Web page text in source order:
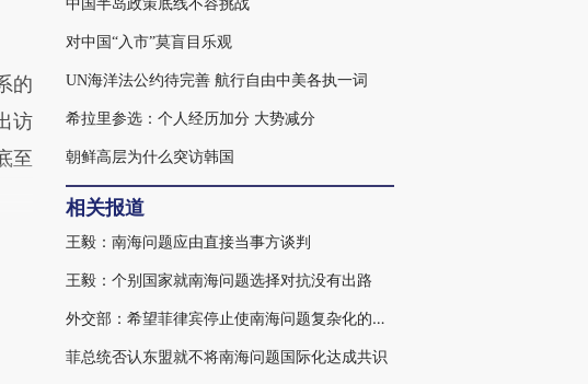
的
访
至
中国半岛政策底线不容挑战
对中国“入市”莫盲目乐观
UN海洋法公约待完善 航行自由中美各执一词
希拉里参选：个人经历加分 大势减分
朝鲜高层为什么突访韩国
相关报道
王毅：南海问题应由直接当事方谈判
王毅：个别国家就南海问题选择对抗没有出路
外交部：希望菲律宾停止使南海问题复杂化的言行
菲总统否认东盟就不将南海问题国际化达成共识